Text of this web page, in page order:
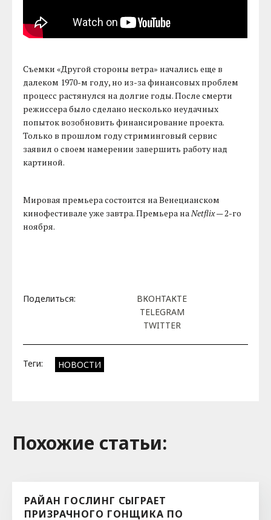
Съемки «Другой стороны ветра» начались еще в
далеком 1970-м году, но из-за финансовых проблем
процесс растянулся на долгие годы. После смерти
режиссера было сделано несколько неудачных
попыток возобновить финансирование проекта.
Только в прошлом году стриминговый сервис
заявил о своем намерении завершить работу над
картиной.
Мировая премьера состоится на Венецианском
кинофестивале уже завтра. Премьера наNetflix— 2-го
ноября.
Поделиться:
ВКОНТАКТЕ
TELEGRAM
TWITTER
Теги: НОВОСТИ
Похожие cтатьи:
РАЙАН ГОСЛИНГ СЫГРАЕТ
ПРИЗРАЧНОГО ГОНЩИКА ПО